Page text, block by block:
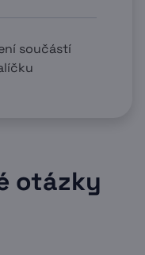
součástí
otázky